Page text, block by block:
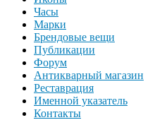
Часы
Марки
Брендовые вещи
Публикации
Форум
Антикварный магазин
Реставрация
Именной указатель
Контакты